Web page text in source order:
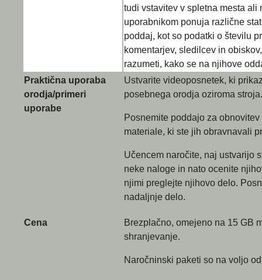
tudi vstavitev v spletna mesta
uporabnikom ponuja različne
poddaj, kot so podatki o številu
komentarjev, sledilcev in
razumeti, kako se na njihove
Praktična uporaba
orodja/primeri
uporabe
Ustvarite videoposnetek, ki
posebnega orodja oziroma stroja.
Posnemite poddajo za
materiale, ki ste jih obravnavali
Učencem naročite, naj ustvarijo
neke naloge in nato ocenite
njimi preglejte njihovo delo.
nadaljnje delo.
Cena
Brezplačno, omejeno na 15 GB
shranjevanje.
Naročninski paketi so na voljo